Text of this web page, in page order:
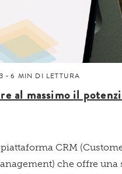
-6 MIN DI LETTURA
al massimo il
CRM
che offre una